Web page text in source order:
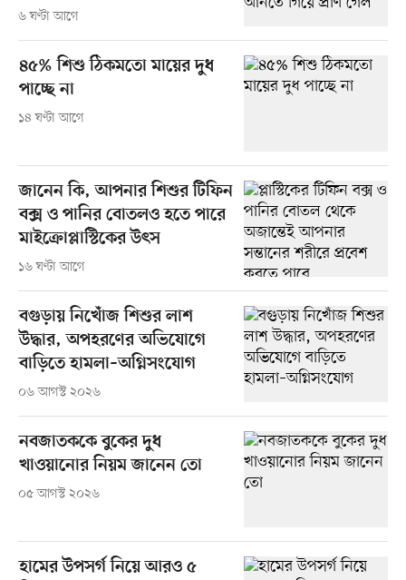
৬ ঘণ্টা আগে
৪৫% শিশু ঠিকমতো মায়ের দুধ
পাচ্ছে না
১৪ ঘণ্টা আগে
জানেন কি, আপনার শিশুর টিফিন
বক্স ও পানির বোতলও হতে পারে
মাইক্রোপ্লাস্টিকের উৎস
১৬ ঘণ্টা আগে
বগুড়ায় নিখোঁজ শিশুর লাশ
উদ্ধার, অপহরণের অভিযোগে
বাড়িতে হামলা–অগ্নিসংযোগ
০৬ আগস্ট ২০২৬
নবজাতককে বুকের দুধ
খাওয়ানোর নিয়ম জানেন তো
০৫ আগস্ট ২০২৬
হামের উপসর্গ নিয়ে আরও ৫